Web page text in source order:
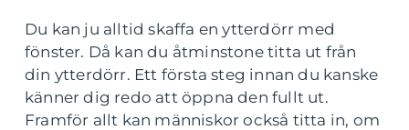
Du kan ju alltid skaffa en ytterdörr med
fönster. Då kan du åtminstone titta ut från
din ytterdörr. Ett första steg innan du kanske
känner dig redo att öppna den fullt ut.
Framför allt kan människor också titta in, om